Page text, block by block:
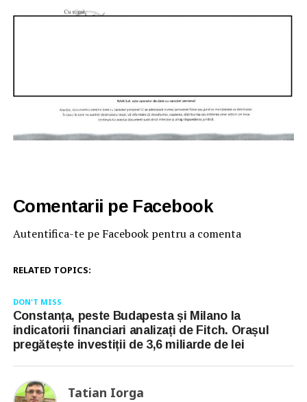
Comentarii pe Facebook
Autentifica-te pe Facebook pentru a comenta
RELATED TOPICS:
DON'T MISS
Constanța, peste Budapesta și Milano la
indicatorii financiari analizați de Fitch. Orașul
pregătește investiții de 3,6 miliarde de lei
Tatian Iorga